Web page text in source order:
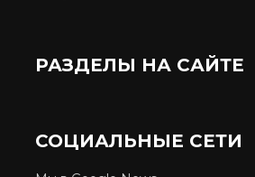
РАЗДЕЛЫ НА САЙТЕ
СОЦИАЛЬНЫЕ СЕТИ